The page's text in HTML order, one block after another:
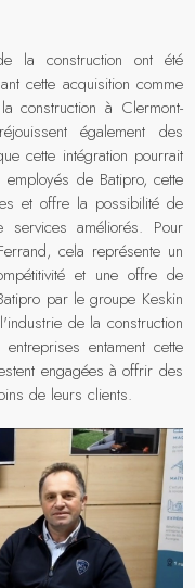
la construction ont été
cette acquisition comme
construction à Clermont-
également des
cette intégration pourrait
de Batipro, cette
et offre la possibilité de
améliorés. Pour
cela représente un
et une offre de
par le groupe Keskin
de la construction
entament cette
engagées à offrir des
de leurs clients.